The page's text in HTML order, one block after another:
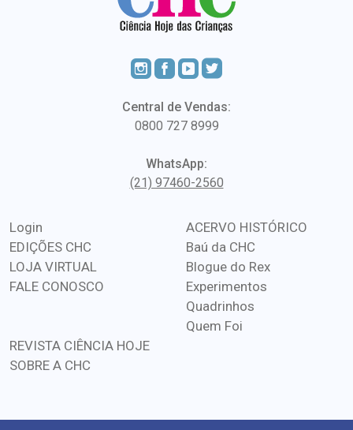
Central de Vendas:
0800 727 8999
WhatsApp:
(21) 97460-2560
Login
EDIÇÕES CHC
LOJA VIRTUAL
FALE CONOSCO
ACERVO HISTÓRICO
Baú da CHC
Blogue do Rex
Experimentos
Quadrinhos
Quem Foi
REVISTA CIÊNCIA HOJE
SOBRE A CHC